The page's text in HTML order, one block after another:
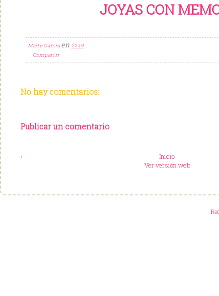
JOYAS CON
Maite Garcia en22:19
Compartir
No hay comentarios:
Publicar un comentario
‹
Inicio
Ver versión web